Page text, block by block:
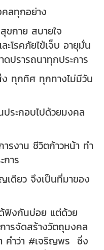
ลทุกอย่าง
ขกาย สบายใจ
โรคภัยไข้เจ็บ อายุมั่น
ปรารถนาทุกประการ
ทุกทิศ ทุกทางไม่มีวัน
ระกอบไปด้วยมงคล
รงาน ชีวิตก้าวหน้า ทำ
การ
เดียว จึงเป็นที่มาของ
ด้ฟังกันบ่อย แต่ด้วย
ารจัดสร้างวัตถุมงคล
คำว่า #เจริญพร ซึ่ง